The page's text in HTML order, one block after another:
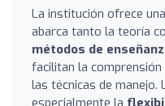
La institución ofrece
abarca tanto la teoría
métodos de
facilitan la
las técnicas de
especialmente la